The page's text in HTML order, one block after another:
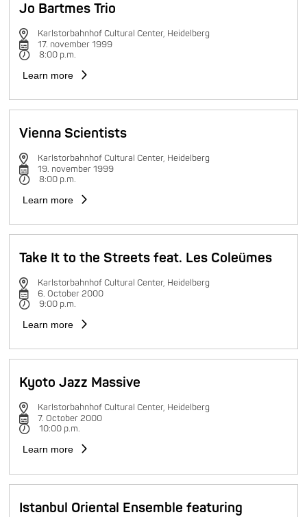
Jo Bartmes Trio
Karlstorbahnhof Cultural Center, Heidelberg
17. november 1999
8:00 p.m.
Learn more
Vienna Scientists
Karlstorbahnhof Cultural Center, Heidelberg
19. november 1999
8:00 p.m.
Learn more
Take It to the Streets feat. Les Coleümes
Karlstorbahnhof Cultural Center, Heidelberg
6. October 2000
9:00 p.m.
Learn more
Kyoto Jazz Massive
Karlstorbahnhof Cultural Center, Heidelberg
7. October 2000
10:00 p.m.
Learn more
Istanbul Oriental Ensemble featuring